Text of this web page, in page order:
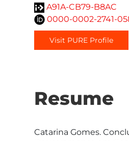
A91A-CB79-B8AC
0000-0002-2741-
Visit PURE Profile
Resume
Catarina Gomes.